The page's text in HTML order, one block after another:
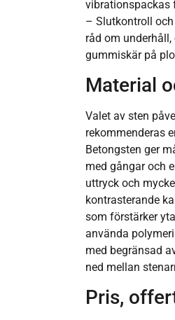
vibrationspackas
– Slutkontroll
råd om
gummiskär på
Material
Valet av sten
rekommenderas
Betongsten ger
med gångar och
uttryck och
kontrasterande
som förstärker
använda
med begränsad
ned mellan
Pris,